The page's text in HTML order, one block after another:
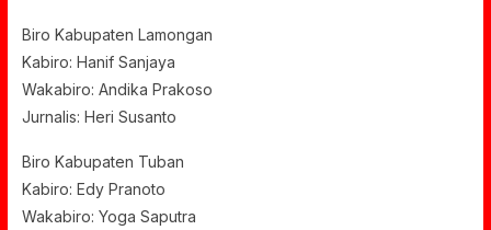
Biro Kabupaten Lamongan
Kabiro: Hanif Sanjaya
Wakabiro: Andika Prakoso
Jurnalis: Heri Susanto
Biro Kabupaten Tuban
Kabiro: Edy Pranoto
Wakabiro: Yoga Saputra